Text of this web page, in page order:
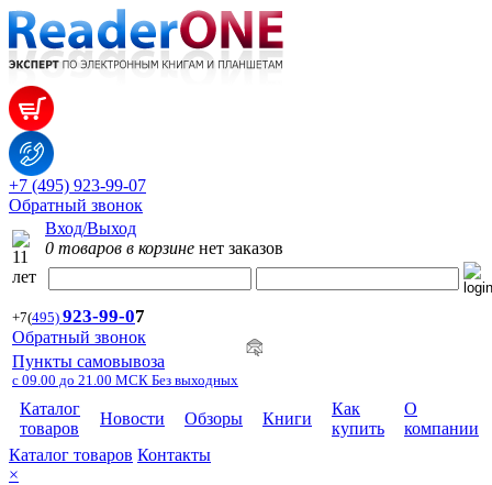
+7 (495) 923-99-07
Обратный звонок
Вход/Выход
0 товаров в корзине нет заказов
+7(495) 923-99-07
Обратный звонок
Пункты самовывоза
с 09.00 до 21.00 МСК Без выходных
Каталог
товаров
Новости Обзоры Книги
Как
купить
О
компании
Каталог товаров Контакты
×